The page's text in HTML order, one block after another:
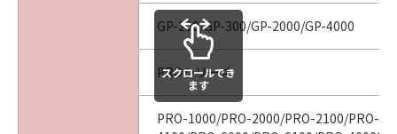
（逸失利益及びその他の派生的または付随的な
損害を含むがこれらに限定されない）につい
て、一切の責任を負わないものとします。例
え、キヤノン、キヤノンの関連会社、それらの
販売代理店及び販売店がかかる損害の可能性に
ついて知らされていた場合でも同様です。
GP-200/GP-300/GP-2000/GP-4000
PROシリーズ
PRO-1000/PRO-2000/PRO-2100/PRO-
スクロールでき
ます